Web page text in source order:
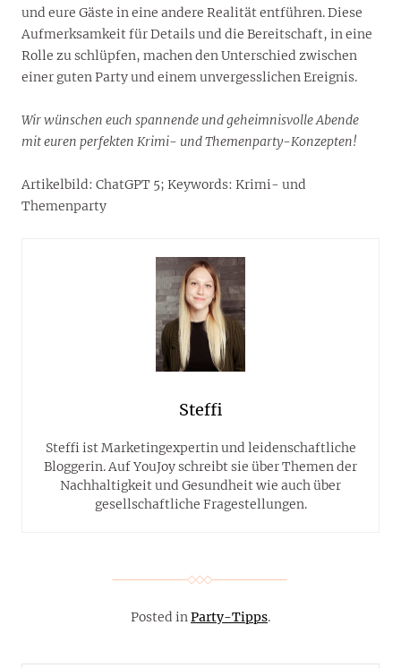
und eure Gäste in eine andere Realität entführen. Diese
Aufmerksamkeit für Details und die Bereitschaft, in eine
Rolle zu schlüpfen, machen den Unterschied zwischen
einer guten Party und einem unvergesslichen Ereignis.
Wir wünschen euch spannende und geheimnisvolle Abende
mit euren perfekten Krimi- und Themenparty-Konzepten!
Artikelbild: ChatGPT 5; Keywords: Krimi- und
Themenparty
Steffi
Steffi ist Marketingexpertin und leidenschaftliche
Bloggerin. Auf YouJoy schreibt sie über Themen der
Nachhaltigkeit und Gesundheit wie auch über
gesellschaftliche Fragestellungen.
Posted inParty-Tipps.